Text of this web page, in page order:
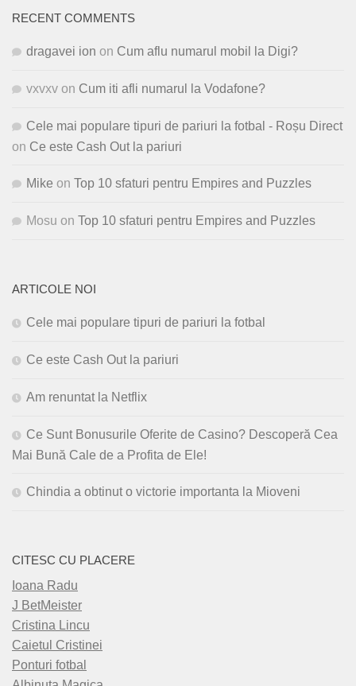
RECENT COMMENTS
dragavei ion on Cum aflu numarul mobil la Digi?
vxvxv on Cum iti afli numarul la Vodafone?
Cele mai populare tipuri de pariuri la fotbal - Roșu Direct
on Ce este Cash Out la pariuri
Mike on Top 10 sfaturi pentru Empires and Puzzles
Mosu on Top 10 sfaturi pentru Empires and Puzzles
ARTICOLE NOI
Cele mai populare tipuri de pariuri la fotbal
Ce este Cash Out la pariuri
Am renuntat la Netflix
Ce Sunt Bonusurile Oferite de Casino? Descoperă Cea
Mai Bună Cale de a Profita de Ele!
Chindia a obtinut o victorie importanta la Mioveni
CITESC CU PLACERE
Ioana Radu
J BetMeister
Cristina Lincu
Caietul Cristinei
Ponturi fotbal